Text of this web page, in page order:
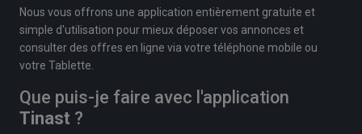
Nous vous offrons une application entièrement gratuite et
simple d'utilisation pour mieux déposer vos annonces et
consulter des offres en ligne via votre téléphone mobile ou
votre Tablette.
Que puis-je faire avec l'application
Tinast ?